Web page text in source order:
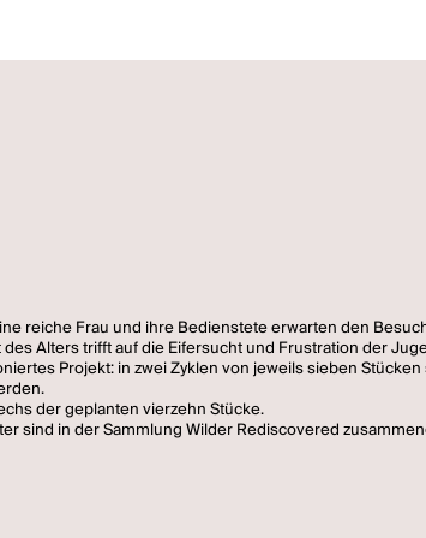
reiche Frau und ihre Bedienstete erwarten den
Alters trifft auf die Eifersucht und Frustration der
Projekt: in zwei Zyklen von jeweils sieben
der geplanten vierzehn Stücke.
sind in der Sammlung Wilder Rediscovered